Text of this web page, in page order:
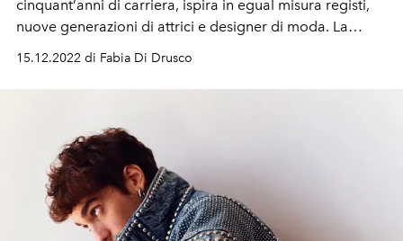
cinquant’anni di carriera, ispira in egual misura registi,
nuove generazioni di attrici e designer di moda. La
chiave del suo successo? La curiosità.
15.12.2022 di Fabia Di Drusco